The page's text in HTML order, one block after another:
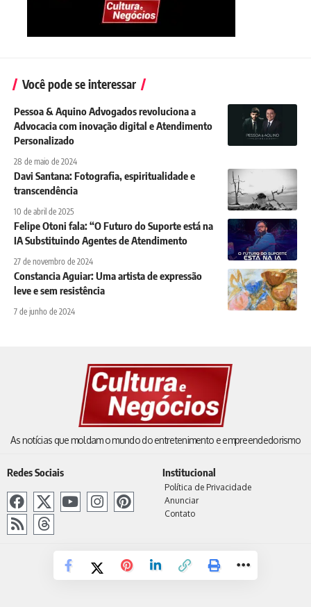
Você pode se interessar
Pessoa & Aquino Advogados revoluciona a
Advocacia com inovação digital e Atendimento
Personalizado
28 de maio de 2024
Davi Santana: Fotografia, espiritualidade e
transcendência
10 de abril de 2025
Felipe Otoni fala: “O Futuro do Suporte está na
IA Substituindo Agentes de Atendimento
27 de novembro de 2024
Constancia Aguiar: Uma artista de expressão
leve e sem resistência
7 de junho de 2024
As notícias que moldam o mundo do entretenimento e empreendedorismo
Redes Sociais Institucional
Política de Privacidade
Anunciar
Contato